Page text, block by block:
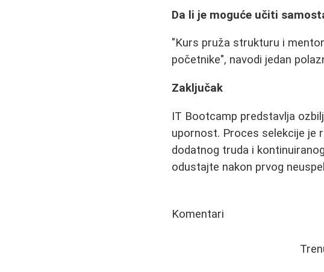
Da li je moguće učiti
"Kurs pruža strukturu i
početnike", navodi jedan
Zaključak
IT Bootcamp predstavlja
upornost. Proces selekcije je
dodatnog truda i
odustajte nakon prvog
Komentari